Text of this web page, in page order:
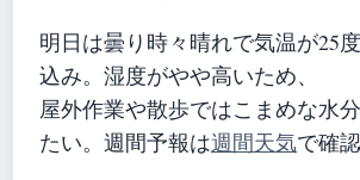
明日は曇り時々晴れで気温が25
込み。湿度がやや高いため、
屋外作業や散歩ではこまめな水
たい。週間予報は週間天気で確